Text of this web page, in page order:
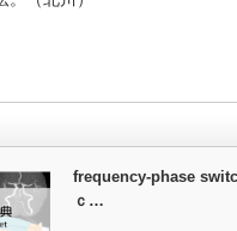
frequency-phase
ｃ…